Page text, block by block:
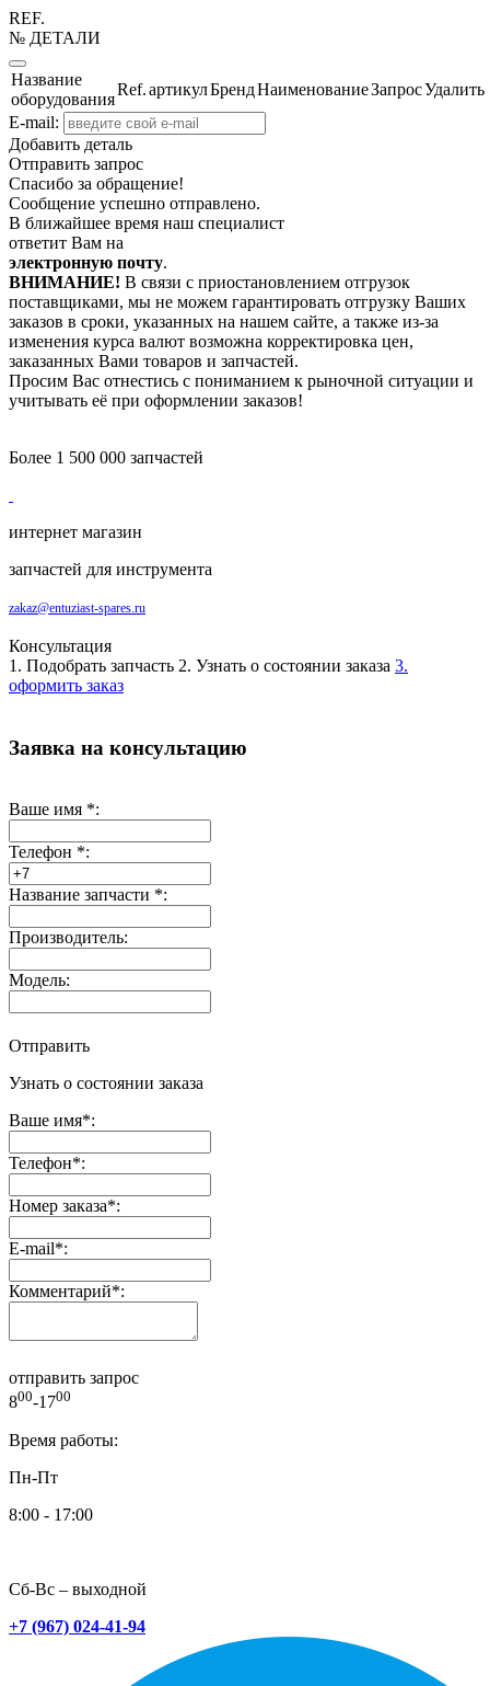
REF.
№ ДЕТАЛИ
Название
оборудования
Ref.артикулБрендНаименованиеЗапросУдалить
E-mail:
Добавить деталь
Отправить запрос
Спасибо за обращение!
Сообщение успешно отправлено.
В ближайшее время наш специалист
ответит Вам на
электронную почту.
ВНИМАНИЕ! В связи с приостановлением отгрузок
поставщиками, мы не можем гарантировать отгрузку Ваших
заказов в сроки, указанных на нашем сайте, а также из-за
изменения курса валют возможна корректировка цен,
заказанных Вами товаров и запчастей.
Просим Вас отнестись с пониманием к рыночной ситуации и
учитывать её при оформлении заказов!
Более 1 500 000 запчастей
интернет магазин
запчастей для инструмента
zakaz@entuziast-spares.ru
Консультация
1. Подобрать запчасть 2. Узнать о состоянии заказа 3.
оформить заказ
Заявка на консультацию
Ваше имя *:
Телефон *:
Название запчасти *:
Производитель:
Модель:
Отправить
Узнать о состоянии заказа
Ваше имя*:
Телефон*:
Номер заказа*:
E-mail*:
Комментарий*:
отправить запрос
800-1700
Время работы:
Пн-Пт
8:00 - 17:00
Сб-Вс – выходной
+7 (967) 024-41-94